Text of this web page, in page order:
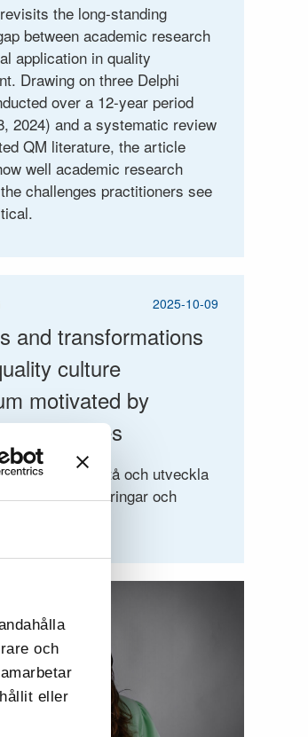
och
eller
the long-standing
between academic research
application in quality
Drawing on three Delphi
over a 12-year period
2024) and a systematic review
QM literature, the article
well academic research
challenges practitioners see
2025-10-09
and transformations
culture
motivated by
values
förstå och utveckla
sina värderingar och